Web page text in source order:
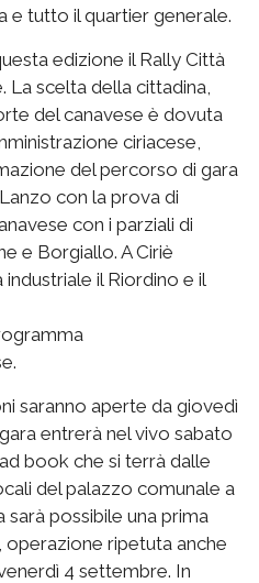
e tutto il quartier generale.
edizione il Rally Città
La scelta della cittadina,
del canavese è dovuta
ciriacese,
del percorso di gara
con la prova di
con i parziali di
e Borgiallo. A Ciriè
il Riordino e il
saranno aperte da giovedì
entrerà nel vivo sabato
book che si terrà dalle
del palazzo comunale a
sarà possibile una prima
ripetuta anche
4 settembre. In